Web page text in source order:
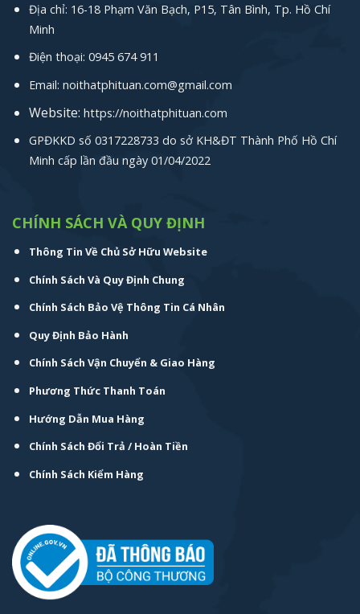
Địa chỉ: 16-18 Phạm Văn Bạch, P15, Tân Bình, Tp. Hồ Chí
Minh
Điện thoại: 0945 674 911
Email: noithatphituan.com@gmail.com
Website: https://noithatphituan.com
GPĐKKD số 0317228733 do sở KH&ĐT Thành Phố Hồ Chí
Minh cấp lần đầu ngày 01/04/2022
CHÍNH SÁCH VÀ QUY ĐỊNH
Thông Tin Về Chủ Sở Hữu Website
Chính Sách Và Quy Định Chung
Chính Sách Bảo Vệ Thông Tin Cá Nhân
Quy Định Bảo Hành
Chính Sách Vận Chuyển & Giao Hàng
Phương Thức Thanh Toán
Hướng Dẫn Mua Hàng
Chính Sách Đổi Trả / Hoàn Tiền
Chính Sách Kiểm Hàng